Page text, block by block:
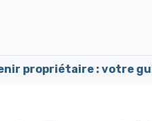
propriétaire : votre